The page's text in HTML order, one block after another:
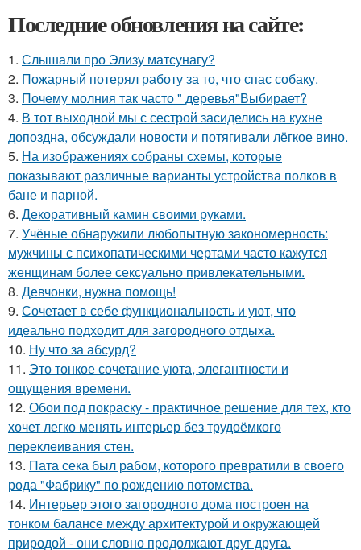
Последние обновления на сайте:
1. Слышали про Элизу матсунагу?
2. Пожарный потерял работу за то, что спас собаку.
3. Почему молния так часто " деревья"Выбирает?
4. В тот выходной мы с сестрой засиделись на кухне
допоздна, обсуждали новости и потягивали лёгкое вино.
5. На изображениях собраны схемы, которые
показывают различные варианты устройства полков в
бане и парной.
6. Декоративный камин своими руками.
7. Учёные обнаружили любопытную закономерность:
мужчины с психопатическими чертами часто кажутся
женщинам более сексуально привлекательными.
8. Девчонки, нужна помощь!
9. Сочетает в себе функциональность и уют, что
идеально подходит для загородного отдыха.
10. Ну что за абсурд?
11. Это тонкое сочетание уюта, элегантности и
ощущения времени.
12. Обои под покраску - практичное решение для тех, кто
хочет легко менять интерьер без трудоёмкого
переклеивания стен.
13. Пата сека был рабом, которого превратили в своего
рода "Фабрику" по рождению потомства.
14. Интерьер этого загородного дома построен на
тонком балансе между архитектурой и окружающей
природой - они словно продолжают друг друга.